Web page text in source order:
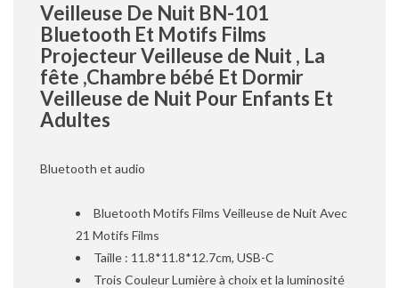
Veilleuse De Nuit BN-101
Bluetooth Et Motifs Films
Projecteur Veilleuse de Nuit , La
fête ,Chambre bébé Et Dormir
Veilleuse de Nuit Pour Enfants Et
Adultes
Bluetooth et audio
Bluetooth Motifs Films Veilleuse de Nuit Avec
21 Motifs Films
Taille : 11.8*11.8*12.7cm, USB-C
Trois Couleur Lumière à choix et la luminosité